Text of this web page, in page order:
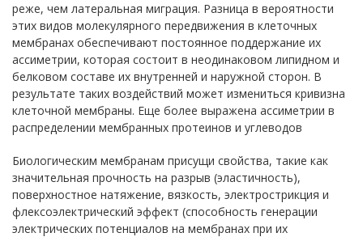
реже, чем латеральная миграция. Разница в вероятности
этих видов молекулярного передвижения в клеточных
мембранах обеспечивают постоянное поддержание их
ассиметрии, которая состоит в неодинаковом липидном и
белковом составе их внутренней и наружной сторон. В
результате таких воздействий может измениться кривизна
клеточной мембраны. Еще более выражена ассиметрии в
распределении мембранных протеинов и углеводов
Биологическим мембранам присущи свойства, такие как
значительная прочность на разрыв (эластичность),
поверхностное натяжение, вязкость, электрострикция и
флексоэлектрический эффект (способность генерации
электрических потенциалов на мембранах при их